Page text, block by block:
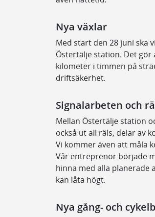
Nya växlar
Med start den 28 juni ska
Östertälje station. Det
kilometer i timmen på
driftsäkerhet.
Signalarbeten och
Mellan Östertälje station
också ut all räls, delar av
Vi kommer även att måla
Vår entreprenör började
hinna med alla planerade
kan låta högt.
Nya gång- och